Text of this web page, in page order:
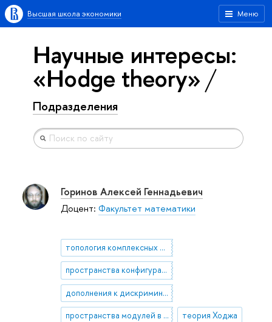
Меню
Высшая школа экономики
Научные интересы:
«Hodge theory»
Подразделения
Горинов Алексей Геннадьевич
Доцент: Факультет математики
топология комплексных многообразий
пространства конфигураций
дополнения к дискриминантам
пространства модулей в геометрии теория Ходжа